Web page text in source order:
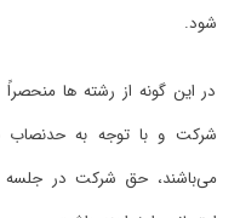
ﺷﻮد.
در این گونه از رﺷﺘﻪ ﻫﺎ
ﺷﺮﻛﺖ و ﺑﺎ ﺗﻮﺟﻪ ﺑﻪ ﺣﺪﻧﺼﺎب
میﺑﺎﺷﻨﺪ، ﺣﻖ ﺷﺮﻛﺖ در ﺟﻠﺴﻪ